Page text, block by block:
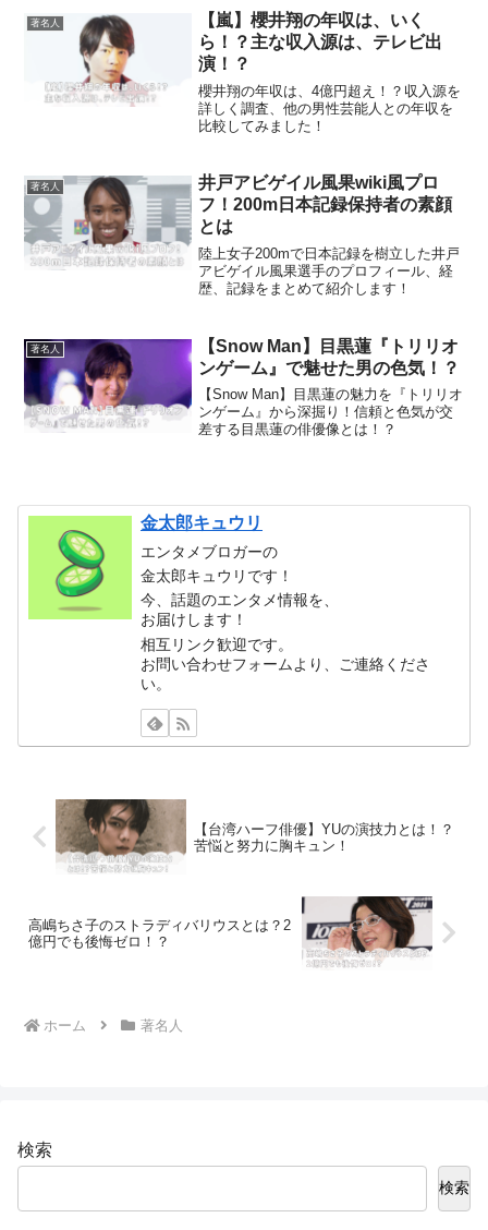
著名人
【嵐】櫻井翔の年収は、いく
ら！？主な収入源は、テレビ出
演！？
櫻井翔の年収は、4億円超え！？収入源を
詳しく調査、他の男性芸能人との年収を
比較してみました！
著名人
井戸アビゲイル風果wiki風プロ
フ！200m日本記録保持者の素顔
とは
陸上女子200mで日本記録を樹立した井戸
アビゲイル風果選手のプロフィール、経
歴、記録をまとめて紹介します！
著名人
【Snow Man】目黒蓮『トリリオ
ンゲーム』で魅せた男の色気！？
【Snow Man】目黒蓮の魅力を『トリリオ
ンゲーム』から深掘り！信頼と色気が交
差する目黒蓮の俳優像とは！？
金太郎キュウリ
エンタメブロガーの
金太郎キュウリです！
今、話題のエンタメ情報を、
お届けします！
相互リンク歓迎です。
お問い合わせフォームより、ご連絡くださ
い。
【台湾ハーフ俳優】YUの演技力とは！？
苦悩と努力に胸キュン！
高嶋ちさ子のストラディバリウスとは？2
億円でも後悔ゼロ！？
ホーム 著名人
検索
検索